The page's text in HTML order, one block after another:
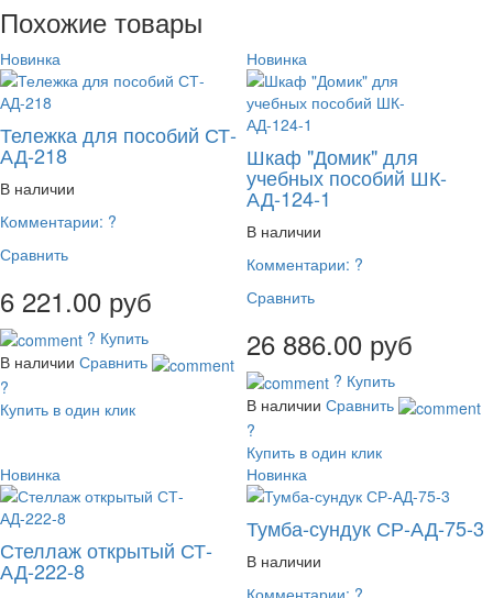
Похожие товары
Новинка
Тележка для пособий СТ-
АД-218
В наличии
Комментарии: ?
Сравнить
6 221.00 руб
? Купить
В наличии Сравнить
?
Купить в один клик
Новинка
Шкаф "Домик" для
учебных пособий ШК-
АД-124-1
В наличии
Комментарии: ?
Сравнить
26 886.00 руб
? Купить
В наличии Сравнить
?
Купить в один клик
Новинка
Стеллаж открытый СТ-
АД-222-8
Новинка
Тумба-сундук СР-АД-75-3
В наличии
Комментарии: ?